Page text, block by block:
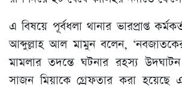
এ বিষয়ে পূর্বধলা থানার ভারপ্রাপ্ত
আব্দুল্লাহ আল মামুন বলেন,
মামলার তদন্তে ঘটনার রহস্য
সাজন মিয়াকে গ্রেফতার করা হয়েছে